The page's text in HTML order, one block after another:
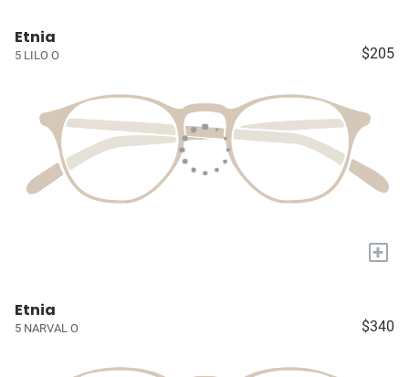
Etnia
5 LILO O $205
+
Etnia
5 NARVAL O $340